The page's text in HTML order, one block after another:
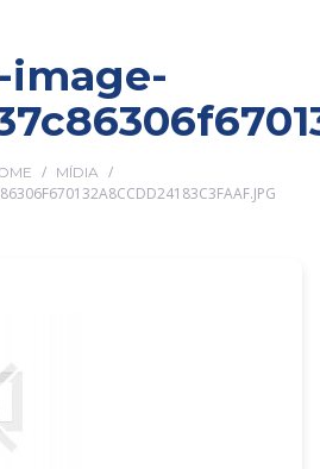
image-
/ MÍDIA /